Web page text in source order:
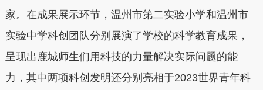
家。在成果展示环节，温州市第二实验小学和温州市
实验中学科创团队分别展演了学校的科学教育成果，
呈现出鹿城师生们用科技的力量解决实际问题的能
力，其中两项科创发明还分别亮相于2023世界青年科